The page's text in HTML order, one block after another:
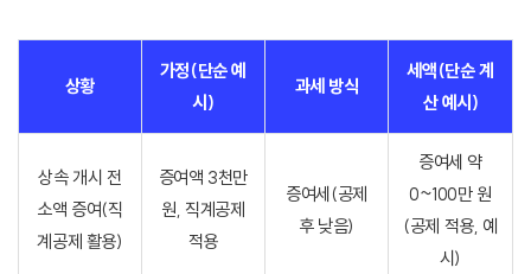
상황
가정(단순 예
시)
과세 방식
세액(단순 계
산 예시)
상속 개시 전
소액 증여(직
계공제 활용)
증여액 3천만
원, 직계공제
적용
증여세(공제
후 낮음)
증여세 약
0~100만 원
(공제 적용, 예
시)